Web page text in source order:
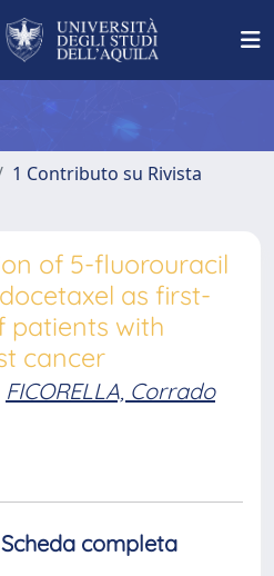
1 Contributo su Rivista
of 5-fluorouracil
as first-
patients with
cancer
FICORELLA, Corrado
Scheda completa